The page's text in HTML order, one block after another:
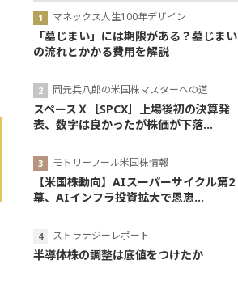
マネックス人生100年デザイン
「墓じまい」には期限がある？墓じまい
の流れとかかる費用を解説
岡元兵八郎の米国株マスターへの道
スペースＸ［SPCX］上場後初の決算発
表、数字は良かったが株価が下落...
モトリーフール米国株情報
【米国株動向】AIスーパーサイクル第2
幕、AIインフラ投資拡大で恩恵...
ストラテジーレポート
半導体株の調整は底値をつけたか